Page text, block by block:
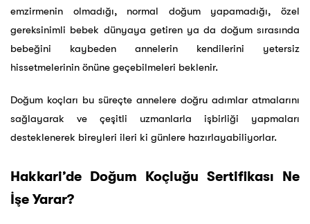
emzirmenin olmadığı, normal doğum yapamadığı, özel
gereksinimli bebek dünyaya getiren ya da doğum sırasında
bebeğini kaybeden annelerin kendilerini yetersiz
hissetmelerinin önüne geçebilmeleri beklenir.
Doğum koçları bu süreçte annelere doğru adımlar atmalarını
sağlayarak ve çeşitli uzmanlarla işbirliği yapmaları
desteklenerek bireyleri ileri ki günlere hazırlayabiliyorlar.
Hakkari’de Doğum Koçluğu Sertifikası Ne
İşe Yarar?